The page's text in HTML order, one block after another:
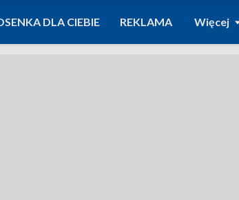
DLA CIEBIE REKLAMA Więcej